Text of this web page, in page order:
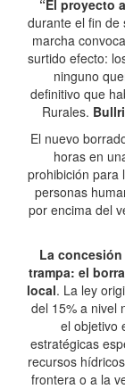
“El proyecto
durante el fin de
marcha
surtido efecto:
ninguno
definitivo que
Rurales.
El nuevo
horas en
prohibición para
personas
por encima del
La
trampa: el
local. La ley
del 15% a nivel
el objetivo
estratégicas
recursos
frontera o a la